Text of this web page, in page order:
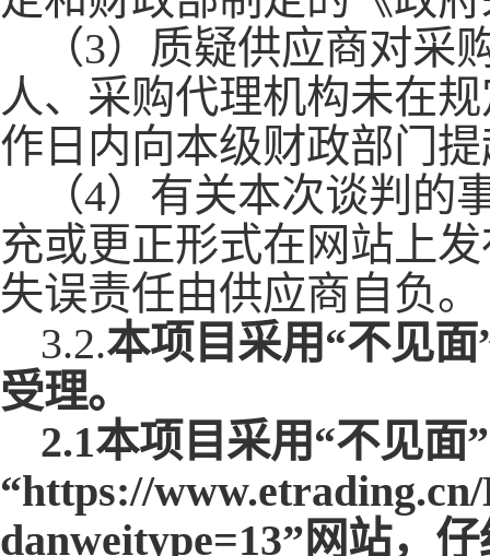
（3）质疑供应商对采
人、采购代理机构未在
作日内向本级财政部门
（4）有关本次谈判的
充或更正形式在网站上
失误责任由供应商自负。
3.2.本项目采用 “不见
受理。
2.1本项目采用“不见面
“https://
danweitype=13”网站，